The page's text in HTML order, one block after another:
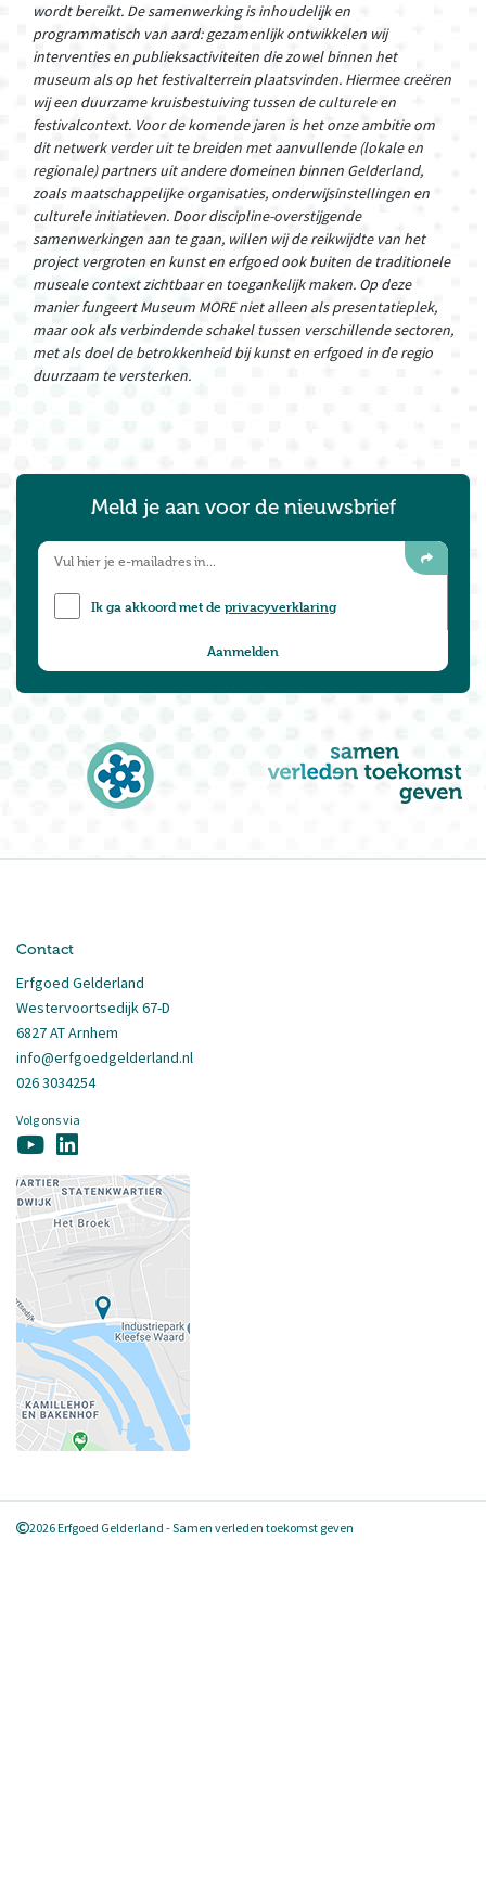
wordt bereikt. De samenwerking is inhoudelijk en
programmatisch van aard: gezamenlijk ontwikkelen wij
interventies en publieksactiviteiten die zowel binnen het
museum als op het festivalterrein plaatsvinden. Hiermee creëren
wij een duurzame kruisbestuiving tussen de culturele en
festivalcontext. Voor de komende jaren is het onze ambitie om
dit netwerk verder uit te breiden met aanvullende (lokale en
regionale) partners uit andere domeinen binnen Gelderland,
zoals maatschappelijke organisaties, onderwijsinstellingen en
culturele initiatieven. Door discipline-overstijgende
samenwerkingen aan te gaan, willen wij de reikwijdte van het
project vergroten en kunst en erfgoed ook buiten de traditionele
museale context zichtbaar en toegankelijk maken. Op deze
manier fungeert Museum MORE niet alleen als presentatieplek,
maar ook als verbindende schakel tussen verschillende sectoren,
met als doel de betrokkenheid bij kunst en erfgoed in de regio
duurzaam te versterken.
Meld je aan voor de nieuwsbrief
Ik ga akkoord met deprivacyverklaring
Contact
Erfgoed Gelderland
Westervoortsedijk 67-D
6827 AT Arnhem
info@erfgoedgelderland.nl
026 3034254
Volg ons via
2026 Erfgoed Gelderland - Samen verleden toekomst geven